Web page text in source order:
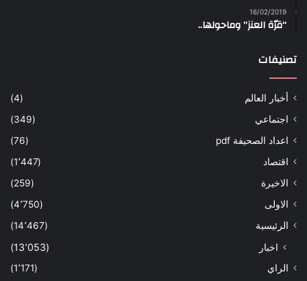
16/02/2019
“قرّة العنز” وماحولها..
تصنيفات
أخبار العالم
(4)
اجتماعي
(349)
اعداد الصحيفة pdf
(76)
اقتصاد
(1٬447)
الاخيرة
(259)
الاولى
(4٬750)
الرئيسية
(14٬467)
اخبار (13٬053)
الراي
(1٬171)